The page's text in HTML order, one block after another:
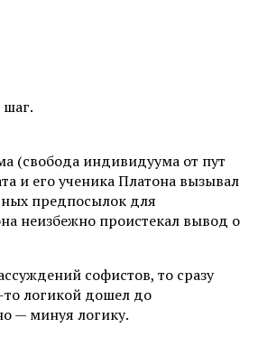
(свобода индивидуума от пут
и его ученика Платона вызывал
предпосылок для
неизбежно проистекал вывод о
софистов, то сразу
логикой дошел до
— минуя логику.